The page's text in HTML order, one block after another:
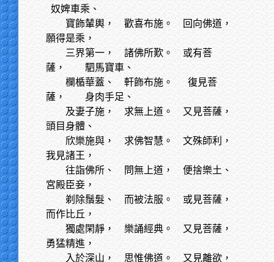
奴婢車乘、
寶飾輦輿，
歡喜布施。 回向佛道，
願得是乘，
三界第一，
諸佛所歎。 或有菩
薩， 駟馬寶車、
欄楯華蓋、
軒飾布施。 復見菩
薩， 身肉手足、
及妻子施，
求無上道。 又見菩薩，
頭目身體、
欣樂施與，
求佛智慧。 文殊師利，
我見諸王，
往詣佛所、
問無上道， 便捨樂土、
宮殿臣妾，
剃除鬚髮、
而被法服。 或見菩薩，
而作比丘，
獨處閑靜，
樂誦經典。 又見菩薩，
勇猛精進，
入於深山，
思惟佛道。 又見離欲，